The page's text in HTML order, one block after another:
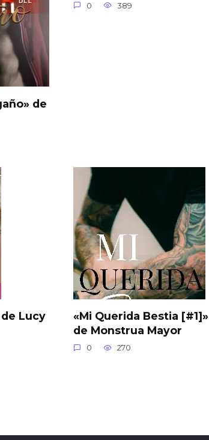
de
0 389
Lucy
«Mi Querida Bestia [#1]»
de Monstrua Mayor
0 270